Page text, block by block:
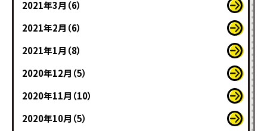
2021年3月（6）
2021年2月（6）
2021年1月（8）
2020年12月（5）
2020年11月（10）
2020年10月（5）